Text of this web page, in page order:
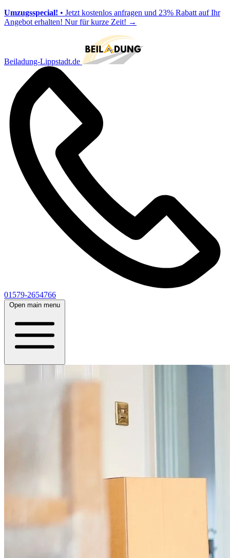
Umzugsspecial! • Jetzt kostenlos anfragen und 23% Rabatt auf Ihr
Angebot erhalten! Nur für kurze Zeit! →
Beiladung-Lippstadt.de
01579-2654766
Open main menu